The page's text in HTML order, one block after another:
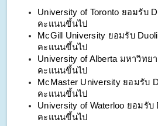
University of Toronto ยอมรับ
คะแนนขึ้นไป
McGill University ยอมรับ
คะแนนขึ้นไป
University of Alberta มหาวิทย
คะแนนขึ้นไป
McMaster University ยอมรับ
คะแนนขึ้นไป
University of Waterloo ยอมรับ
คะแนนขึ้นไป